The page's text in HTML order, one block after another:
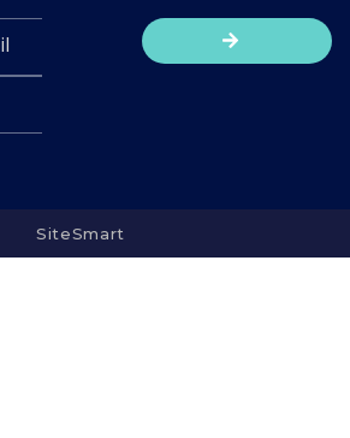
SiteSmart